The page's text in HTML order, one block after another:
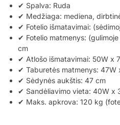
✔ Spalva: Ruda
✔ Medžiaga: mediena,
✔ Fotelio išmatavimai:
✔ Fotelio matmenys:
cm
✔ Atlošo išmatavimai: 50W x
✔ Taburetės matmenys: 47W
✔ Sėdynės aukštis: 47 cm
✔ Sandėliavimo vieta: 40W x
✔ Maks. apkrova: 120 kg